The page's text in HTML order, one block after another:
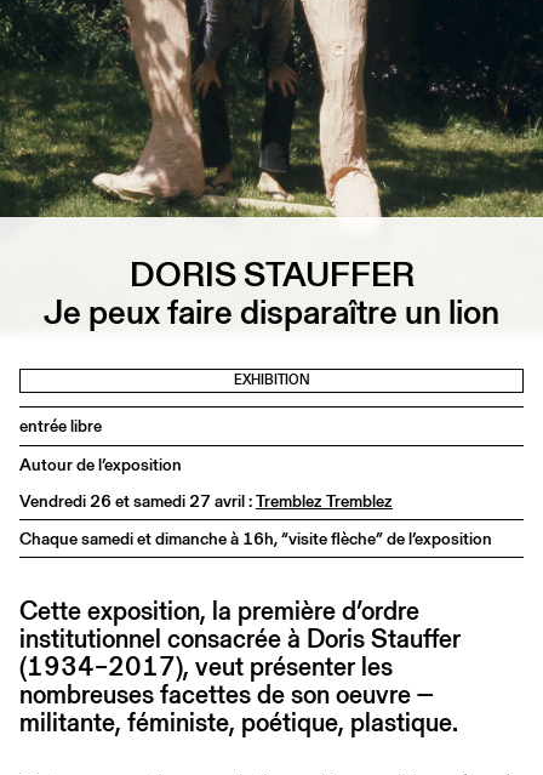
DORIS STAUFFER
Je peux faire disparaître un lion
EXHIBITION
entrée libre
Autour de l’exposition
Vendredi 26 et samedi 27 avril :Tremblez Tremblez
Chaque samedi et dimanche à 16h, “visite flèche” de l’exposition
Cette exposition, la première d’ordre
institutionnel consacrée à Doris Stauffer
(1934–2017), veut présenter les
nombreuses facettes de son oeuvre −
militante, féministe, poétique, plastique.